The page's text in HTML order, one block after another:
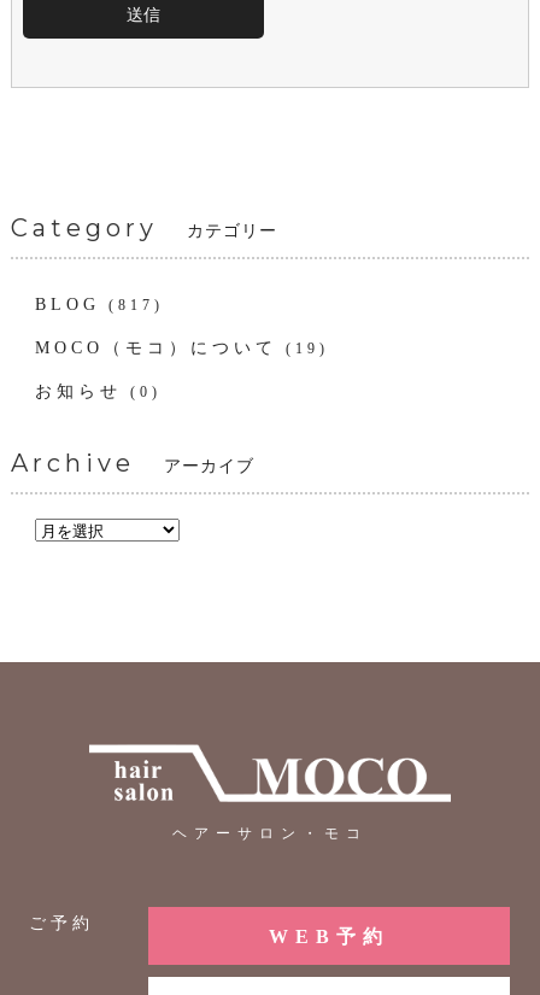
Category カテゴリー
BLOG (817)
MOCO（モコ）について (19)
お知らせ (0)
Archive アーカイブ
ヘアーサロン・モコ
ご予約
WEB予約